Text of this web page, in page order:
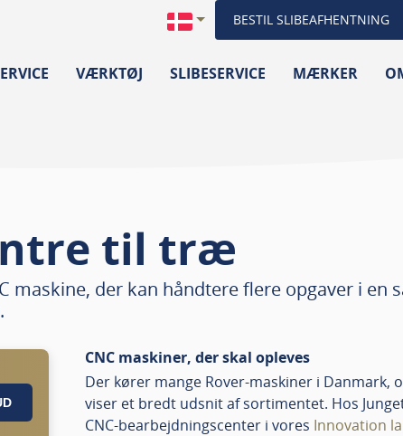
BESTIL SLIBEAFHENTNING
VÆRKTØJ SLIBESERVICE MÆRKER
til træ
maskine, der kan håndtere flere opgaver i en
CNC maskiner, der skal opleves
Der kører mange Rover-maskiner i Danmark,
viser et bredt udsnit af sortimentet. Hos
CNC-bearbejdningscenter i vores Innovation